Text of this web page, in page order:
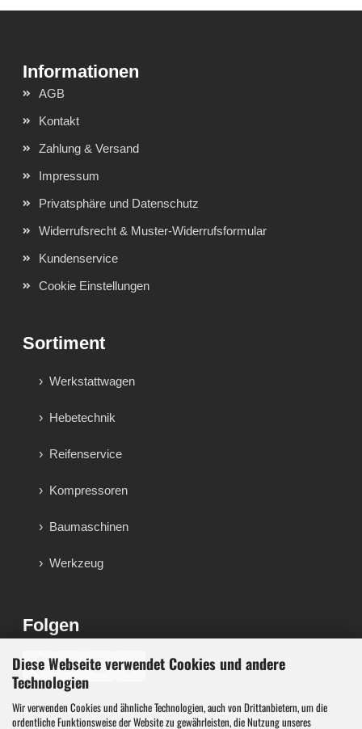
Diese Webseite verwendet Cookies und andere
Technologien
Wir verwenden Cookies und ähnliche Technologien, auch von Drittanbietern, um die
ordentliche Funktionsweise der Website zu gewährleisten, die Nutzung unseres
AGB
Kontakt
Zahlung & Versand
Impressum
Privatsphäre und Datenschutz
Widerrufsrecht & Muster-Widerrufsformular
Kundenservice
Cookie Einstellungen
Sortiment
Werkstattwagen
Hebetechnik
Reifenservice
Kompressoren
Baumaschinen
Werkzeug
Folgen
♪
Werkzeug, Maschinen und Werkstattausstattung für